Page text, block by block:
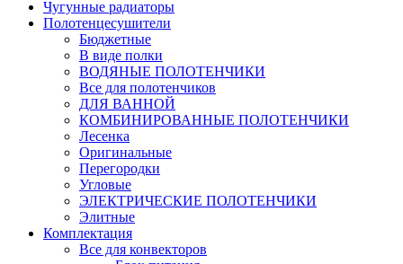
Чугунные радиаторы
Полотенцесушители
Бюджетные
В виде полки
ВОДЯНЫЕ ПОЛОТЕНЧИКИ
Все для полотенчиков
ДЛЯ ВАННОЙ
КОМБИНИРОВАННЫЕ ПОЛОТЕНЧИКИ
Лесенка
Оригинальные
Перегородки
Угловые
ЭЛЕКТРИЧЕСКИЕ ПОЛОТЕНЧИКИ
Элитные
Комплектация
Все для конвекторов